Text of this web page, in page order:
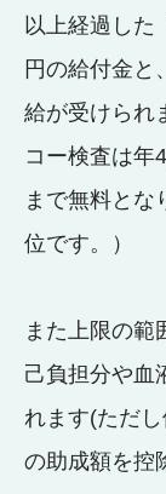
以上経過した
円の給付金と
給が受けられ
コー検査は年
まで無料とな
位です。）
また上限の範
己負担分や血
れます(ただ
の助成額を控